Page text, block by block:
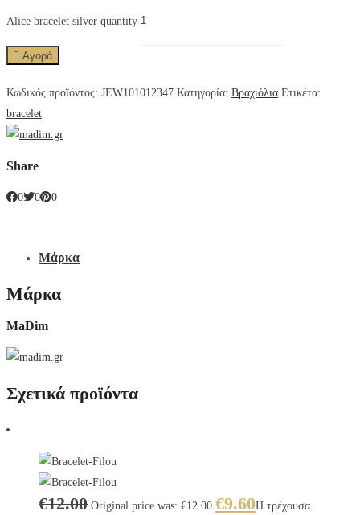
Alice bracelet silver quantity
Αγορά
Κωδικός προϊόντος: JEW101012347 Κατηγορία: Βραχιόλια Ετικέτα:
bracelet
Share
0 0 0
Μάρκα
Μάρκα
MaDim
Σχετικά προϊόντα
€12.00 Original price was: €12.00.€9.60Η τρέχουσα